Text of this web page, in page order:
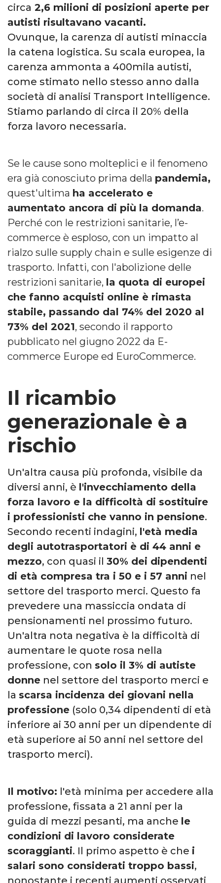
circa 2,6 milioni di posizioni aperte per
autisti risultavano vacanti.
Ovunque, la carenza di autisti minaccia
la catena logistica. Su scala europea, la
carenza ammonta a 400mila autisti,
come stimato nello stesso anno dalla
società di analisi Transport Intelligence.
Stiamo parlando di circa il 20% della
forza lavoro necessaria.
Se le cause sono molteplici e il fenomeno
era già conosciuto prima della pandemia,
quest'ultima ha accelerato e
aumentato ancora di più la domanda.
Perché con le restrizioni sanitarie, l’e-
commerce è esploso, con un impatto al
rialzo sulle supply chain e sulle esigenze di
trasporto. Infatti, con l'abolizione delle
restrizioni sanitarie, la quota di europei
che fanno acquisti online è rimasta
stabile, passando dal 74% del 2020 al
73% del 2021, secondo il rapporto
pubblicato nel giugno 2022 da E-
commerce Europe ed EuroCommerce.
Il ricambio
generazionale è a
rischio
Un'altra causa più profonda, visibile da
diversi anni, è l'invecchiamento della
forza lavoro e la difficoltà di sostituire
i professionisti che vanno in pensione.
Secondo recenti indagini, l'età media
degli autotrasportatori è di 44 anni e
mezzo, con quasi il 30% dei dipendenti
di età compresa tra i 50 e i 57 anni nel
settore del trasporto merci. Questo fa
prevedere una massiccia ondata di
pensionamenti nel prossimo futuro.
Un'altra nota negativa è la difficoltà di
aumentare le quote rosa nella
professione, con solo il 3% di autiste
donne nel settore del trasporto merci e
la scarsa incidenza dei giovani nella
professione (solo 0,34 dipendenti di età
inferiore ai 30 anni per un dipendente di
età superiore ai 50 anni nel settore del
trasporto merci).
Il motivo: l'età minima per accedere alla
professione, fissata a 21 anni per la
guida di mezzi pesanti, ma anche le
condizioni di lavoro considerate
scoraggianti. Il primo aspetto è che i
salari sono considerati troppo bassi,
nonostante i recenti aumenti osservati